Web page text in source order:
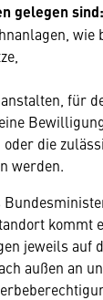
gelegen sind:
wie
für
oder die
werden.
kommt
jeweils auf
außen an